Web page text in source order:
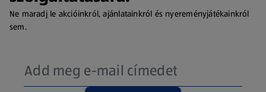
Ne maradj le akcióinkról, ajánlatainkról és nyereményjátékainkról
sem.